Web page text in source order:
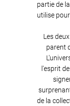
partie de
utilise
Les
parent
l'esprit
de la